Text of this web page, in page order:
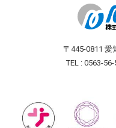
〒445-0811 愛
TEL : 0563-